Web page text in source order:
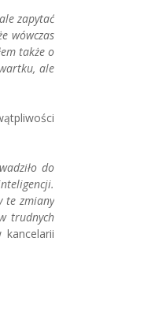
zapytać
wówczas
także o
ale
do
te zmiany
trudnych